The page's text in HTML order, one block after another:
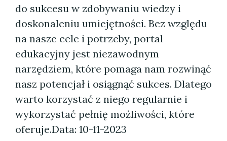
do sukcesu w zdobywaniu wiedzy i
doskonaleniu umiejętności. Bez względu
na nasze cele i potrzeby, portal
edukacyjny jest niezawodnym
narzędziem, które pomaga nam rozwinąć
nasz potencjał i osiągnąć sukces. Dlatego
warto korzystać z niego regularnie i
wykorzystać pełnię możliwości, które
oferuje.Data: 10-11-2023